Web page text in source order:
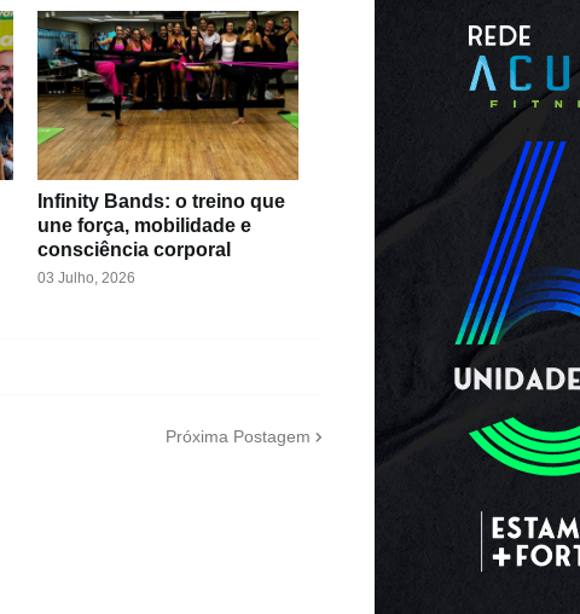
Infinity Bands: o treino que
une força, mobilidade e
consciência corporal
03 Julho, 2026
Próxima Postagem